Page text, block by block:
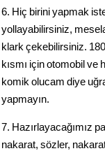
6. Hiç birini yapmak
yollayabilirsiniz,
klark çekebilirsiniz.
kısmı için otomobil
komik olucam diye
yapmayın.
7. Hazırlayacağımız
nakarat, sözler,